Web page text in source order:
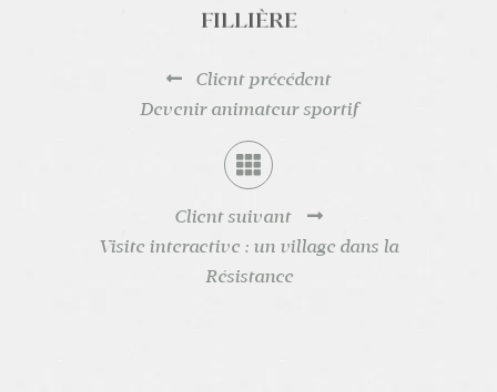
FILLIÈRE
Client précédent
Devenir animateur sportif
Client suivant
Visite interactive : un village dans la
Résistance